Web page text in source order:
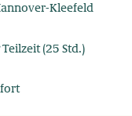
Kleefeld
Teilzeit (25 Std.)